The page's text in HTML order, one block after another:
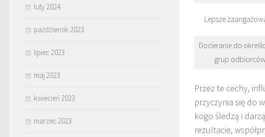
Lepsze
Docieranie do
grup
Przez te cechy,
przyczynia się do
kogo śledzą i
rezultacie,
luty 2024
październik 2023
lipiec 2023
maj 2023
kwiecień 2023
marzec 2023